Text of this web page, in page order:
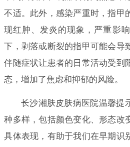
不适。此外，感染严重时，指甲
现红肿、发炎的现象，严重影
下，剥落或断裂的指甲可能会导
伴随症状让患者的日常活动受到
态，增加了焦虑和抑郁的风险。
长沙湘肤皮肤病医院温馨提
种多样，包括颜色变化、形态改
具体表现，有助于我们在早期识